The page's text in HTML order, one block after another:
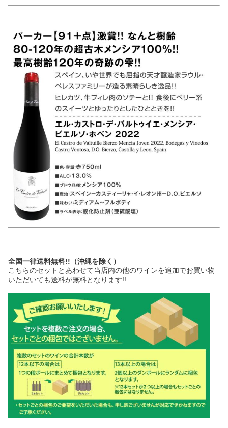
全国一律送料無料!!（沖縄を除く）
こちらのセットとあわせて当店内の他のワインを追加でお買い物
いただいても送料が無料となります!!